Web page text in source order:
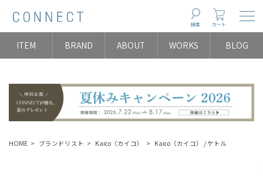
検索 カート
ITEM BRAND ABOUT WORKS BLOG
HOME ブランドリスト Kaico（カイコ） Kaico（カイコ） / ケトル